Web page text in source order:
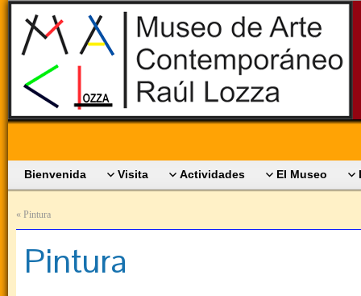
Bienvenida Visita Actividades El Museo
« Pintura
Pintura